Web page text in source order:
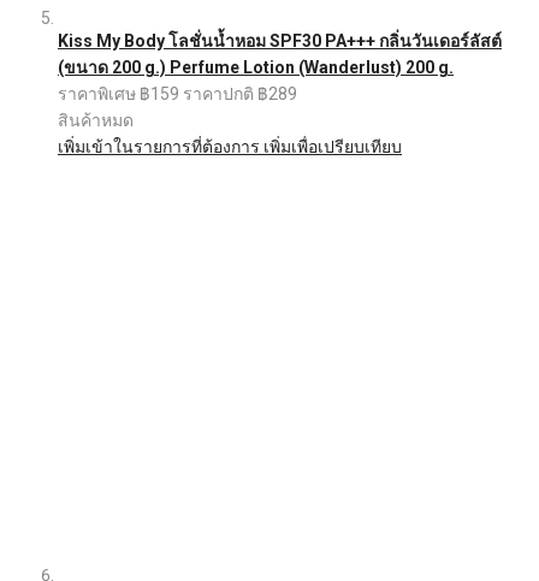
Kiss My Body โลชั่นน้ำหอม SPF30 PA+++ กลิ่นวันเดอร์ลัสต์
(ขนาด 200 g.) Perfume Lotion (Wanderlust) 200 g.
ราคาพิเศษ ฿159 ราคาปกติ ฿289
สินค้าหมด
เพิ่มเข้าในรายการที่ต้องการ เพิ่มเพื่อเปรียบเทียบ